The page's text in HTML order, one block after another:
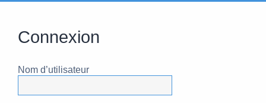
Connexion
Nom d’utilisateur